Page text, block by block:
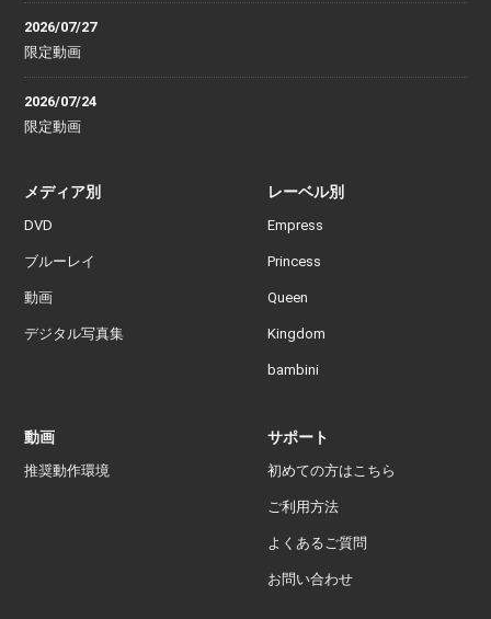
2026/07/27
限定動画
2026/07/24
限定動画
メディア別
DVD
ブルーレイ
動画
デジタル写真集
レーベル別
Empress
Princess
Queen
Kingdom
bambini
動画
推奨動作環境
サポート
初めての方はこちら
ご利用方法
よくあるご質問
お問い合わせ